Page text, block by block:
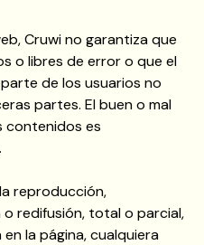
Cruwi no garantiza que
o libres de error o que el
de los usuarios no
partes. El buen o mal
contenidos es
reproducción,
redifusión, total o parcial,
la página, cualquiera